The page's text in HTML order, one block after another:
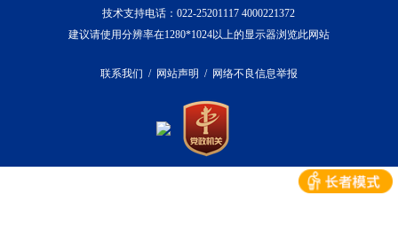
技术支持电话：022-25201117 4000221372
建议请使用分辨率在1280*1024以上的显示器浏览此网站
联系我们 / 网站声明 / 网络不良信息举报